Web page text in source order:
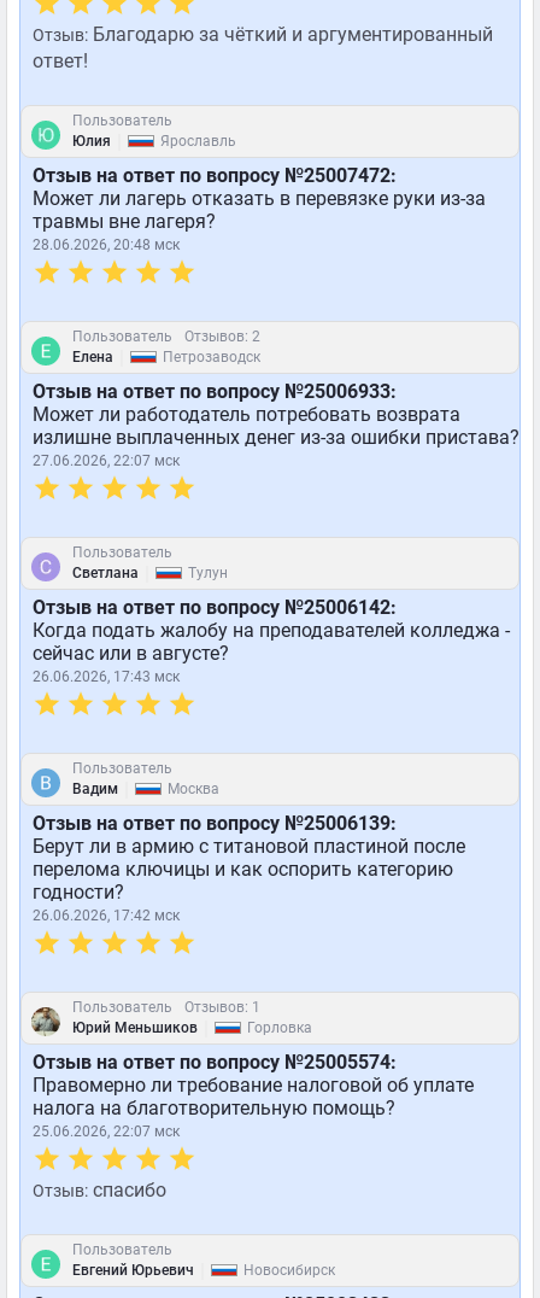
Отзыв: Благодарю за чёткий и аргументированный
ответ!
Пользователь
Юлия
Ярославль
Отзыв на ответ по вопросу №25007472:
Может ли лагерь отказать в перевязке руки из-за
травмы вне лагеря?
28.06.2026, 20:48 мск
Пользователь
Отзывов: 2
Елена
Петрозаводск
Отзыв на ответ по вопросу №25006933:
Может ли работодатель потребовать возврата
излишне выплаченных денег из-за ошибки пристава?
27.06.2026, 22:07 мск
Пользователь
Светлана
Тулун
Отзыв на ответ по вопросу №25006142:
Когда подать жалобу на преподавателей колледжа -
сейчас или в августе?
26.06.2026, 17:43 мск
Пользователь
Вадим
Москва
Отзыв на ответ по вопросу №25006139:
Берут ли в армию с титановой пластиной после
перелома ключицы и как оспорить категорию
годности?
26.06.2026, 17:42 мск
Пользователь
Отзывов: 1
Юрий Меньшиков
Горловка
Отзыв на ответ по вопросу №25005574:
Правомерно ли требование налоговой об уплате
налога на благотворительную помощь?
25.06.2026, 22:07 мск
Отзыв: спасибо
Пользователь
Евгений Юрьевич
Новосибирск